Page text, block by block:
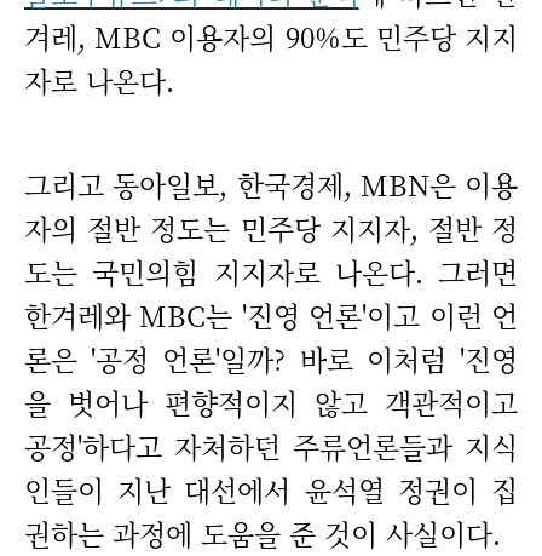
겨레, MBC 이용자의 90%도 민주당 지지
자로 나온다.
그리고 동아일보, 한국경제, MBN은 이용
자의 절반 정도는 민주당 지지자, 절반 정
도는 국민의힘 지지자로 나온다. 그러면
한겨레와 MBC는 '진영 언론'이고 이런 언
론은 '공정 언론'일까? 바로 이처럼 '진영
을 벗어나 편향적이지 않고 객관적이고
공정'하다고 자처하던 주류언론들과 지식
인들이 지난 대선에서 윤석열 정권이 집
권하는 과정에 도움을 준 것이 사실이다.